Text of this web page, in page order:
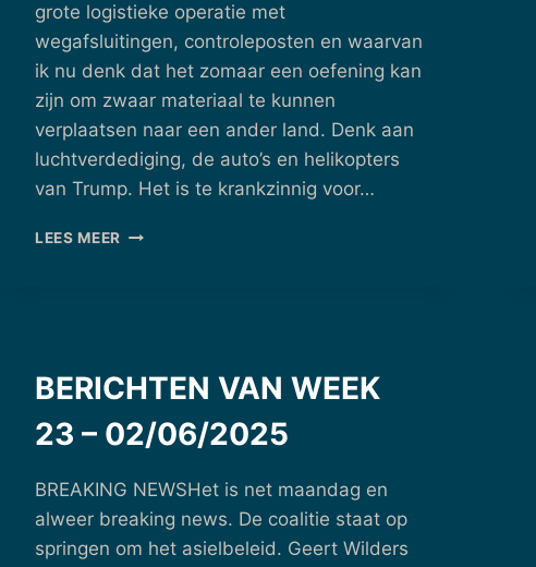
grote logistieke operatie met
wegafsluitingen, controleposten en waarvan
ik nu denk dat het zomaar een oefening kan
zijn om zwaar materiaal te kunnen
verplaatsen naar een ander land. Denk aan
luchtverdediging, de auto’s en helikopters
van Trump. Het is te krankzinnig voor…
LEES MEER BERICHTEN
BERICHTEN VAN WEEK
23 – 02/06/2025
BREAKING NEWSHet is net maandag en
alweer breaking news. De coalitie staat op
springen om het asielbeleid. Geert Wilders